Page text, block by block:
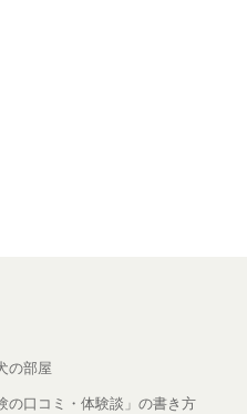
の部屋
の口コミ・体験談」の書き方